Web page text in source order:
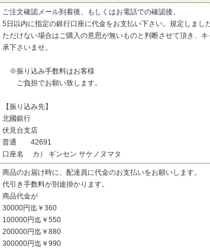
ご注文確認メール到着後、もしくはお電話での確認後、
5日以内に指定の銀行口座に代金をお支払い下さい。規定しま
ただけない場合はご購入の意思が無いものと判断させて頂き、
承下さいませ。
※振り込み手数料はお客様
ご負担でお願い致します。
【振り込み先】
北國銀行
伏見台支店
普通 42691
口座名 カ） ギンセン サケノヌマタ
商品のお届け時に、配達員に代金のお支払いをお願いします。
代引き手数料が別途掛かります。
商品代金が
30000円迄￥360
100000円迄￥550
200000円迄￥880
300000円迄￥990